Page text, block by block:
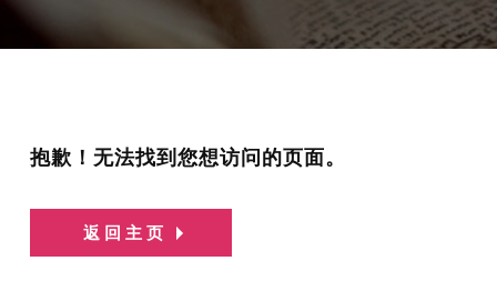
抱歉！无法找到您想访问的页面。
返回主页